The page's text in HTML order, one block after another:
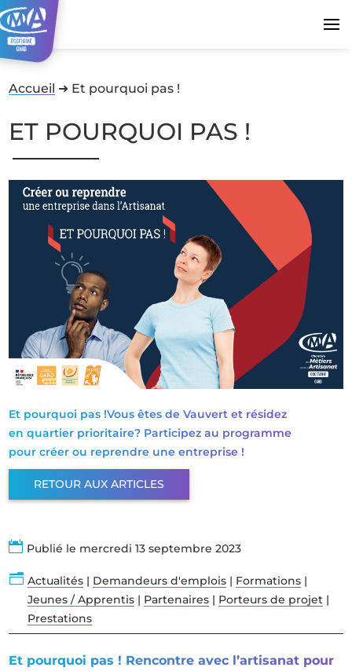
Accueil ➜ Et pourquoi pas !
ET POURQUOI PAS !
Et pourquoi pas !Vous êtes de Vauvert et résidez
en quartier prioritaire? Participez au programme
pour créer ou reprendre une entreprise !
RETOUR AUX ARTICLES
 Publié le mercredi 13 septembre 2023
n Actualités| Demandeurs d'emplois| Formations|
Jeunes / Apprentis| Partenaires| Porteurs de projet|
Prestations
Et pourquoi pas ! Rencontre avec l’artisanat pour